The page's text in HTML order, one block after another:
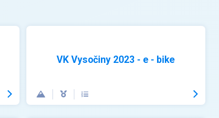
VK Vysočiny 2023 - e - bike